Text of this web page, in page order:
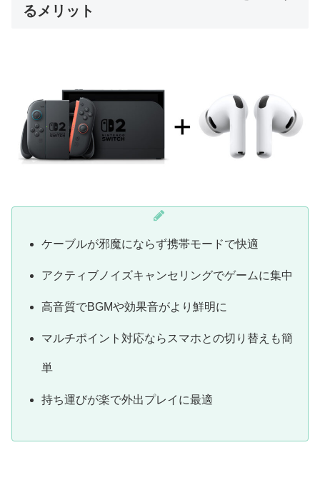
るメリット
ケーブルが邪魔にならず携帯モードで快適
アクティブノイズキャンセリングでゲームに集中
高音質でBGMや効果音がより鮮明に
マルチポイント対応ならスマホとの切り替えも簡
単
持ち運びが楽で外出プレイに最適